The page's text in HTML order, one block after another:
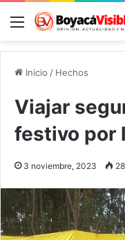
Menú
Inicio / Hechos
Viajar
festivo por
3 noviembre, 2023 28